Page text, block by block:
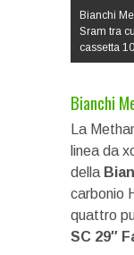
Bianchi
Sram tra
cassetta
Bianchi
La
linea da
della
carbonio
quattro
SC 29″